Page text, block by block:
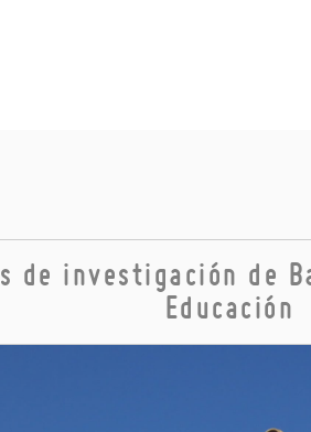
de investigación de
Educación